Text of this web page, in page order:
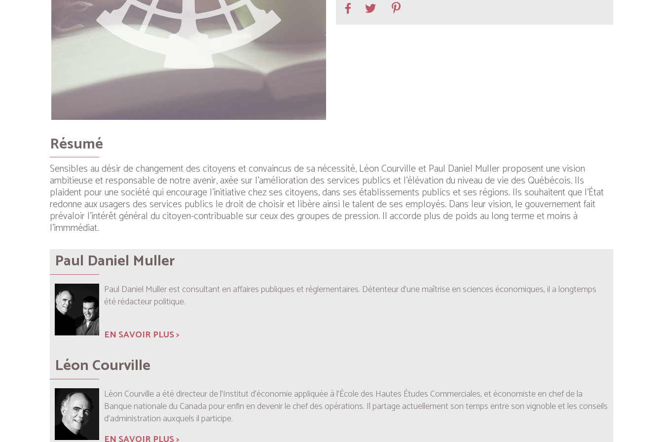
Résumé
Sensibles au désir de changement des citoyens et convaincus de sa nécessité, Léon Courville et Paul Daniel Muller proposent une vision
ambitieuse et responsable de notre avenir, axée sur l’amélioration des services publics et l’élévation du niveau de vie des Québécois. Ils
plaident pour une société qui encourage l’initiative chez ses citoyens, dans ses établissements publics et ses régions. Ils souhaitent que l’État
redonne aux usagers des services publics le droit de choisir et libère ainsi le talent de ses employés. Dans leur vision, le gouvernement fait
prévaloir l’intérêt général du citoyen-contribuable sur ceux des groupes de pression. Il accorde plus de poids au long terme et moins à
l’immmédiat.
Paul Daniel Muller
Paul Daniel Muller est consultant en affaires publiques et réglementaires. Détenteur d’une maîtrise en sciences économiques, il a longtemps
été rédacteur politique.
EN SAVOIR PLUS >
Léon Courville
Léon Courville a été directeur de l’Institut d’économie appliquée à l’École des Hautes Études Commerciales, et économiste en chef de la
Banque nationale du Canada pour enfin en devenir le chef des opérations. Il partage actuellement son temps entre son vignoble et les conseils
d’administration auxquels il participe.